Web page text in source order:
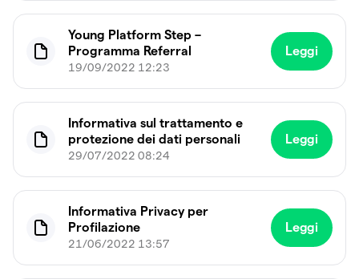
Young Platform Step –
Programma Referral
19/09/2022 12:23
Leggi
Informativa sul trattamento e
protezione dei dati personali
29/07/2022 08:24
Leggi
Informativa Privacy per
Profilazione
21/06/2022 13:57
Leggi